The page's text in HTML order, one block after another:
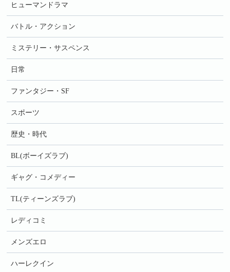
ヒューマンドラマ
バトル・アクション
ミステリー・サスペンス
日常
ファンタジー・SF
スポーツ
歴史・時代
BL(ボーイズラブ)
ギャグ・コメディー
TL(ティーンズラブ)
レディコミ
メンズエロ
ハーレクイン